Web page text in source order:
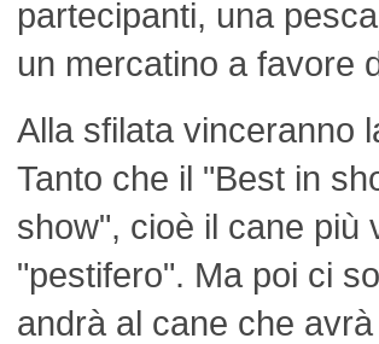
partecipanti, una
un mercatino a favore
Alla sfilata vinceranno
Tanto che il "Best in
show", cioè il cane più
"pestifero". Ma poi ci
andrà al cane che